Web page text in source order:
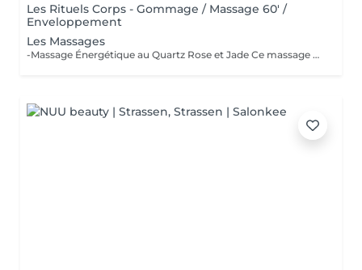
Les Rituels Corps - Gommage / Massage 60' /
Enveloppement
Les Massages
-Massage Énergétique au Quartz Rose et Jade Ce massage unique associe la puissance vibratoire des pierres précieuses à des manuvres profondes et relaxantes. Grâce au quartz rose et au jade, il rééquilibre les énergies, relâche les tensions et réveille l'éclat intérieur. Un véritable soin holistique, pour le corps et l'esprit. -Massage Ressourçant Future Maman Spécialement conçu pour accompagner la femme enceinte en douceur, ce massage soulage les tensions, améliore la circulation et procure une profonde sensation de bien-être. Réalisé avec des mouvements enveloppants et des produits adaptés, il offre un moment précieux de connexion avec soi et avec bébé.